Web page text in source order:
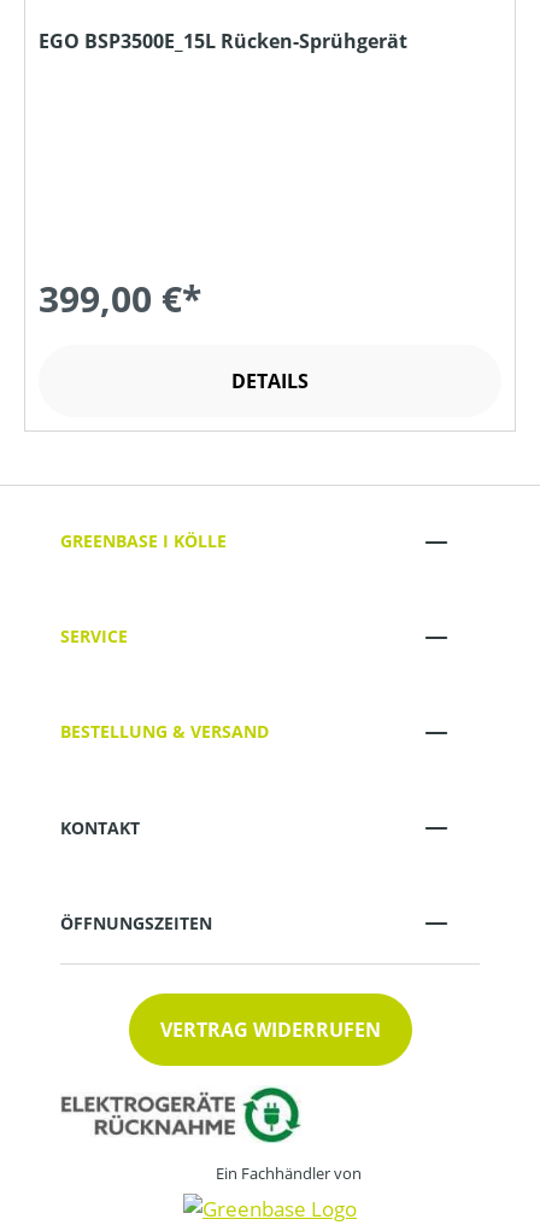
EGO BSP3500E_15L Rücken-Sprühgerät
399,00 €*
DETAILS
GREENBASE I KÖLLE
SERVICE
BESTELLUNG & VERSAND
KONTAKT
ÖFFNUNGSZEITEN
VERTRAG WIDERRUFEN
Ein Fachhändler von